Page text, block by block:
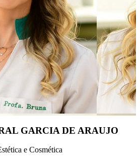
GARCIA DE ARAUJO
e Cosmética